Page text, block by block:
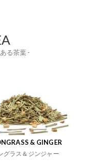
る茶葉 -
& GINGER
グラス＆ジンジャー